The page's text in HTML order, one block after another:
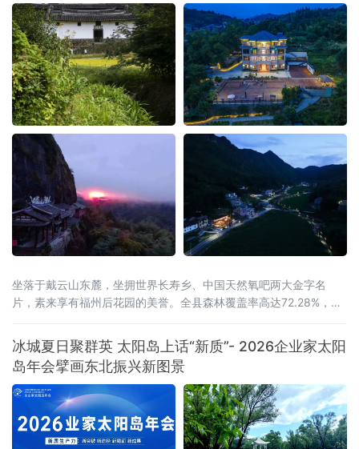
坐落于戴云山东麓，坐拥世界长寿乡、中国天然氧吧两大金字名
片，素来享有福州后花园的美誉。全县森林覆盖率高达72.28%，连
沛，孕育出独有的山地小气候，冬无严寒、夏无酷暑，夏季昼夜温
差分明，空气温润通透，是静养元气、调理身心的天然福地，为当
地发展高端康养旅居产业，构筑了其他区域难以复刻的生态底层
冰城夏日聚群英 太阳岛上话“新质”- 2026企业家太阳
岛年会擘画东北振兴新图景